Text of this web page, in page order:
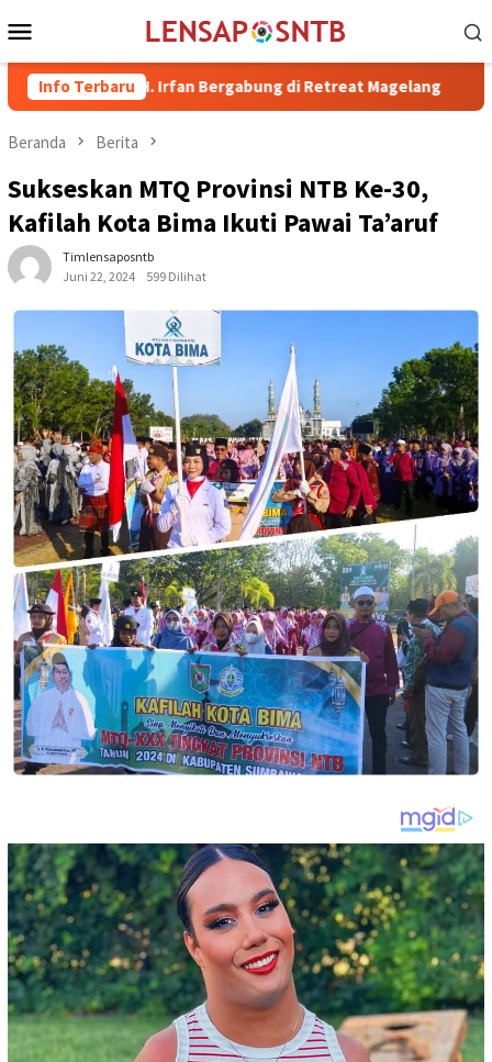
ke
Mobile
Info Terbaru
H. Irfan Bergabung di Retreat Magelang Rutan Kelas
Beranda Berita
Sukseskan MTQ Provinsi NTB Ke-30,
Kafilah Kota Bima Ikuti Pawai Ta’aruf
Timlensaposntb
Juni 22, 2024
599 Dilihat